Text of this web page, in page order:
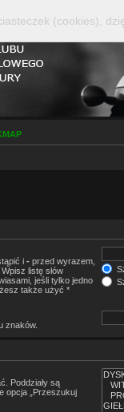
i -przed wyrazem,
listę słów
jeśli tylko jedno
także użyć *
znaków.
Poddziały są
opcja „Przeszukuj
(cookies),